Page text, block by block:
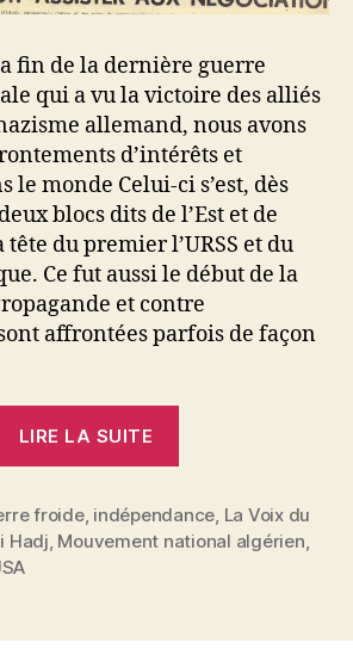
fin de la dernière guerre
qui a vu la victoire des alliés
allemand, nous avons
d’intérêts et
le monde Celui-ci s’est, dès
blocs dits de l’Est et de
tête du premier l’URSS et du
Ce fut aussi le début de la
et contre
affrontées parfois de façon
LIRE LA SUITE
et
l’avenir
froide, indépendance, La Voix du
Hadj, Mouvement national algérien,